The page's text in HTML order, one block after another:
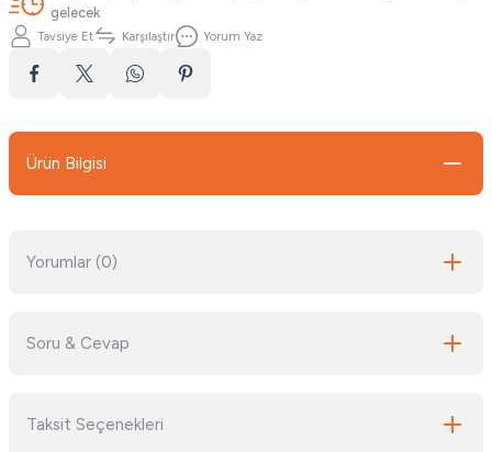
gelecek
Tavsiye Et Karşılaştır Yorum Yaz
Ürün Bilgisi
Yorumlar (0)
Soru & Cevap
Taksit Seçenekleri